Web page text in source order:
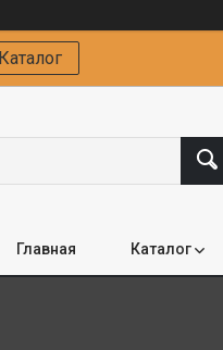
Каталог
Главная Каталог